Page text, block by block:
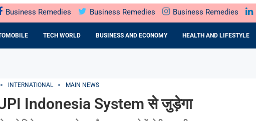
Business Remedies Business Remedies Business Remedies
TECH WORLD BUSINESS AND ECONOMY HEALTH AND LIFESTYLE
INTERNATIONAL MAIN NEWS
Indonesia System से जुड़ेगा